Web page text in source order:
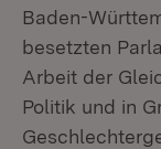
Baden-
besetzten
Arbeit der
Politik und in